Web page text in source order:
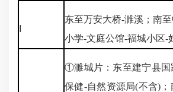
东至万安大桥-濉溪；南
小学-文庭公馆-福城小区-
①濉城片：东至建宁县国
保健-自然资源局(不含)